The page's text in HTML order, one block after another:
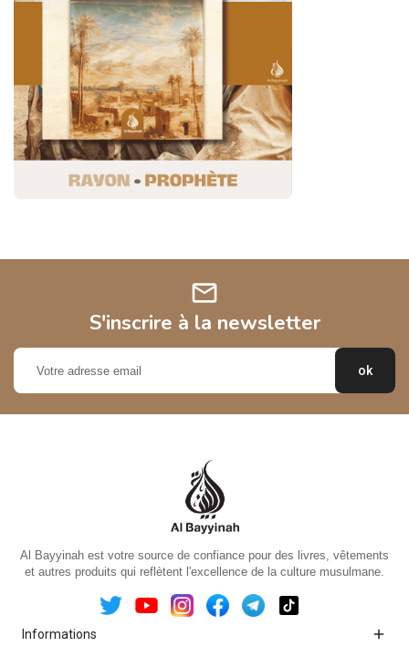
mail
S'inscrire à la newsletter
Al Bayyinah est votre source de confiance pour des livres, vêtements
et autres produits qui reflètent l'excellence de la culture musulmane.
Informations 